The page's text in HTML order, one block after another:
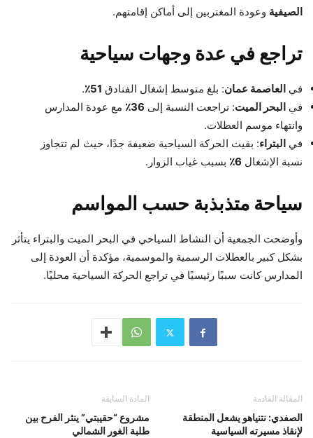
الصيفية وعودة المغتربين إلى أماكن إقامتهم.
تراجع في عدة وجهات سياحية
في العاصمة عمان: بلغ متوسط إشغال الفنادق 51٪ .
في البحر الميت: تراجعت النسبة إلى 36٪
مع عودة المدارس
وانتهاء موسم العطلات.
في البتراء: بقيت الحركة السياحية ضعيفة جدًا، حيث لم تتجاوز
نسبة الإشغال 6٪ بسبب غياب الزوار.
سياحة متذبذبة حسب المواسم
وأوضحت الجمعية أن النشاط السياحي في البحر الميت والبتراء يتأثر
بشكل كبير بالعطلات الرسمية والموسمية، مؤكدة أن العودة إلى
المدارس كانت سببًا رئيسيًا في تراجع الحركة السياحية محليًا.
المادة السابقة
مشروع “حقيبتي” ينثر الفرح بين
طلبة الغور الشمالي
المقالة القادمة
الصفدي: نتنياهو يشعل المنطقة
لإنقاذ مسيرته السياسية